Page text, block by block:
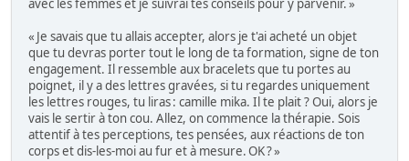
avec les femmes et je suivrai tes conseils pour y parvenir. »
« Je savais que tu allais accepter, alors je t'ai acheté un objet
que tu devras porter tout le long de ta formation, signe de ton
engagement. Il ressemble aux bracelets que tu portes au
poignet, il y a des lettres gravées, si tu regardes uniquement
les lettres rouges, tu liras : camille mika. Il te plait ? Oui, alors je
vais le sertir à ton cou. Allez, on commence la thérapie. Sois
attentif à tes perceptions, tes pensées, aux réactions de ton
corps et dis-les-moi au fur et à mesure. OK ? »